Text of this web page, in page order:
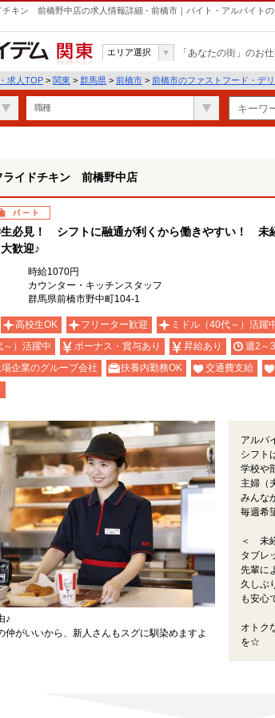
チキン 前橋野中店の求人情報詳細 - 前橋市｜バイト・アルバイト
関東
エリア選択 「あなたの街」のお
求人TOP > 関東 > 群馬県 > 前橋市 > 前橋市のファストフード・デリ
職種
ライドチキン 前橋野中店
ト
生必見！ シフトに融通が利くから働きやすい！ 未
歓迎♪
時給1070円
カウンター・キッチンスタッフ
群馬県前橋市野中町104-1
高校生OK フリーター歓迎 ミドル（40代～）活躍
～）活躍中
ボーナス・賞与あり 昇給あり 週2～
企業のグループ会社
扶養内勤務OK 交通費支給
♪
仲がいいから、新人さんもスグに馴染めますよ
アルバ
シフト
学校や
主婦（
みんな
毎週希
＜ 未
タブレ
先輩に
久しぶ
も安心
オトク
を☆